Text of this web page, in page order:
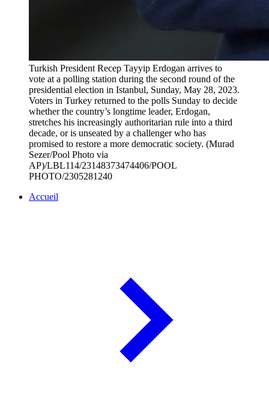
Turkish President Recep Tayyip Erdogan arrives to
vote at a polling station during the second round of the
presidential election in Istanbul, Sunday, May 28, 2023.
Voters in Turkey returned to the polls Sunday to decide
whether the country’s longtime leader, Erdogan,
stretches his increasingly authoritarian rule into a third
decade, or is unseated by a challenger who has
promised to restore a more democratic society. (Murad
Sezer/Pool Photo via
AP)/LBL114/23148373474406/POOL
PHOTO/2305281240
Accueil